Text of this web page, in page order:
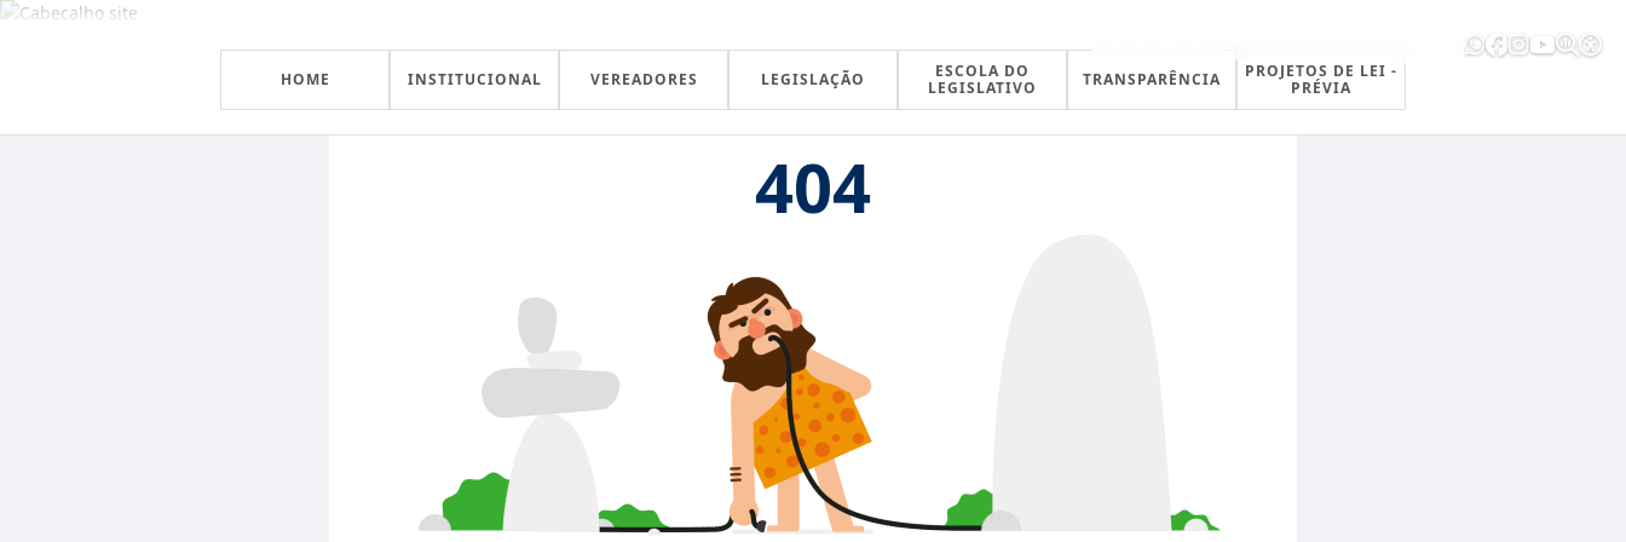
HOME INSTITUCIONAL VEREADORES LEGISLAÇÃO
ESCOLA DO
LEGISLATIVO
TRANSPARÊNCIA
PROJETOS DE LEI -
PRÉVIA
404